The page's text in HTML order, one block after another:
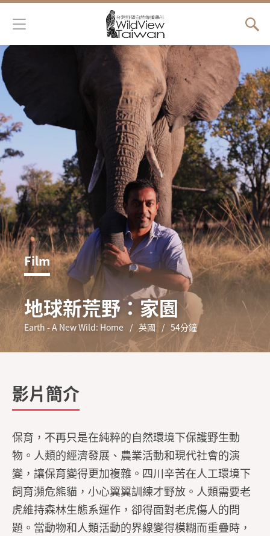
Jump to Navigation
Jump to Main content
Film
地球新荒野：家園
Earth - A New Wild: Home 英國 54分鐘
影片簡介
保育，不再只是在純粹的自然環境下保護野生動
物。人類的經濟發展、農業活動和現代社會的演
變，讓保育變得更加複雜。四川辛苦在人工環境下
飼育瀕危熊貓，小心翼翼訓練才野放。人類需要老
虎維持森林生態系運作，卻得面對老虎傷人的問
題。當動物和人類活動的界線變得模糊而重疊時，